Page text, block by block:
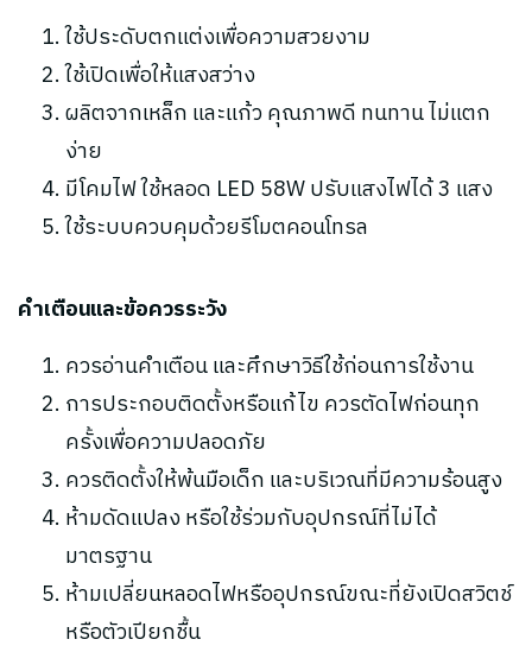
ใช้ประดับตกแต่งเพื่อความสวยงาม
ใช้เปิดเพื่อให้แสงสว่าง
ผลิตจากเหล็ก และแก้ว คุณภาพดี ทนทาน ไม่แตก
ง่าย
มีโคมไฟ ใช้หลอด LED 58W ปรับแสงไฟได้ 3 แสง
ใช้ระบบควบคุมด้วยรีโมตคอนโทรล
คำเตือนและข้อควรระวัง
ควรอ่านคำเตือน และศึกษาวิธีใช้ก่อนการใช้งาน
การประกอบติดตั้งหรือแก้ไข ควรตัดไฟก่อนทุก
ครั้งเพื่อความปลอดภัย
ควรติดตั้งให้พ้นมือเด็ก และบริเวณที่มีความร้อนสูง
ห้ามดัดแปลง หรือใช้ร่วมกับอุปกรณ์ที่ไม่ได้
มาตรฐาน
ห้ามเปลี่ยนหลอดไฟหรืออุปกรณ์ขณะที่ยังเปิดสวิตช์
หรือตัวเปียกชื้น